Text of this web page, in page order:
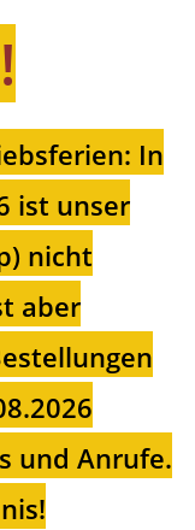
In
ist unser
nicht
aber
und Anrufe.